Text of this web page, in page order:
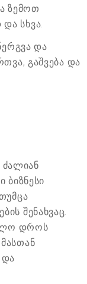
ზემოთ
სხვა.
და
გაშვება და
ბიზნესი
შენახვაც.
დროს